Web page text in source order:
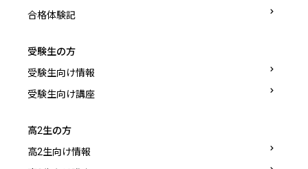
合格体験記
受験生の方
受験生向け情報
受験生向け講座
高2生の方
高2生向け情報